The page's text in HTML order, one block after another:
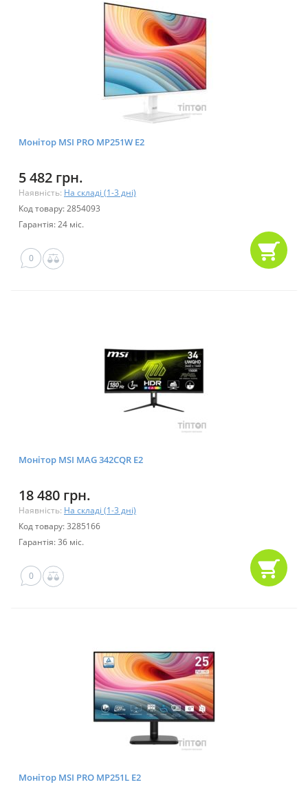
Монітор MSI PRO MP251W E2
5 482 грн.
Наявність: На складі (1-3 дні)
Код товару: 2854093
Гарантія: 24 міс.
0
Монітор MSI MAG 342CQR E2
18 480 грн.
Наявність: На складі (1-3 дні)
Код товару: 3285166
Гарантія: 36 міс.
0
Монітор MSI PRO MP251L E2